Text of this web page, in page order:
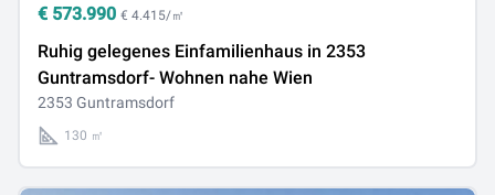
€ 573.990 € 4.415/㎡
Ruhig gelegenes Einfamilienhaus in 2353
Guntramsdorf- Wohnen nahe Wien
2353 Guntramsdorf
130 ㎡